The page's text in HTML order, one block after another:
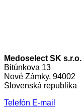
Medoselect SK s.r.o.
Bitúnkova 13
Nové Zámky, 94002
Slovenská republika
Telefón E-mail